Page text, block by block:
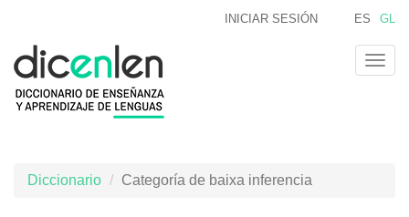
contido
principal
ES GL
INICIAR SESIÓN
Diccionario Categoría de baixa inferencia